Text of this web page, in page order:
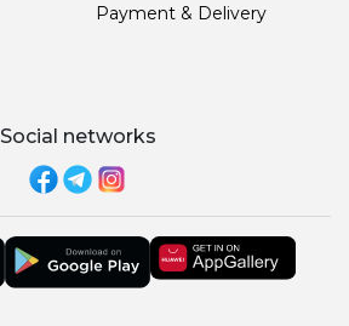
Payment & Delivery
Social networks